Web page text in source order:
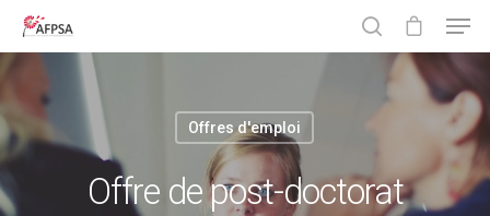
Hit enter to search or ESC to close
Offres d'emploi
Offre de post-doctorat